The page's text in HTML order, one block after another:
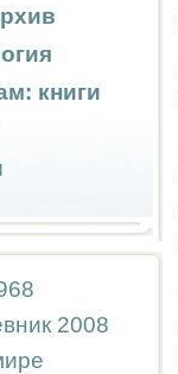
книги
2008